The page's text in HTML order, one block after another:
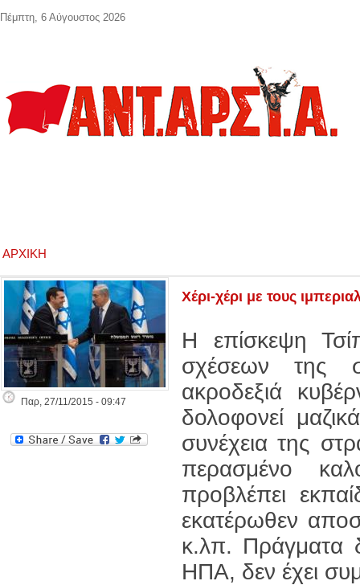
ΑΡΧΙΚΉ
Παρ, 27/11/2015 - 09:47
Χέρι-χέρι με τους
Η επίσκεψη
σχέσεων της
ακροδεξιά
δολοφονεί
συνέχεια της
περασμένο
προβλέπει
εκατέρωθεν
κ.λπ. Πράγματα
ΗΠΑ, δεν έχει
Πέμπτη, 6 Αύγουστος 2026